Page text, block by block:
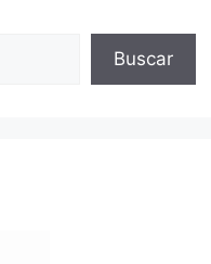
Buscar